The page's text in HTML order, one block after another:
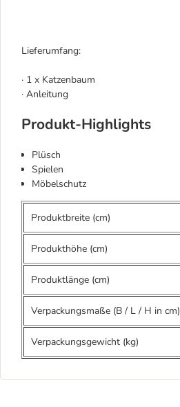
Lieferumfang:
· 1 x Katzenbaum
· Anleitung
Produkt-Highlights
Plüsch
Spielen
Möbelschutz
Produktbreite (cm)
Produkthöhe (cm)
Produktlänge (cm)
Verpackungsmaße (B / L / H in cm)
Verpackungsgewicht (kg)